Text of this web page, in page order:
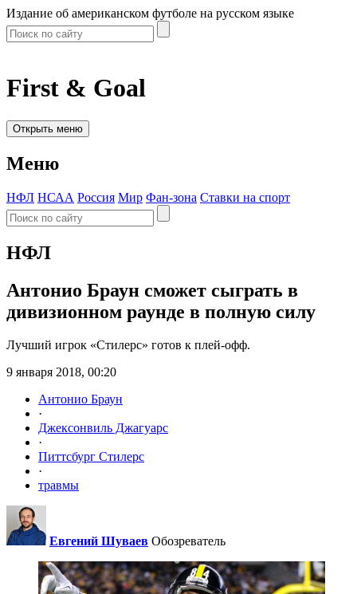
Издание об американском футболе на русском языке
First & Goal
Открыть меню
Меню
НФЛ НСАА Россия Мир Фан-зона Ставки на спорт
НФЛ
Антонио Браун сможет сыграть в
дивизионном раунде в полную силу
Лучший игрок «Стилерс» готов к плей-офф.
9 января 2018, 00:20
Антонио Браун
·
Джексонвиль Джагуарс
·
Питтсбург Стилерс
·
травмы
Евгений Шуваев Обозреватель